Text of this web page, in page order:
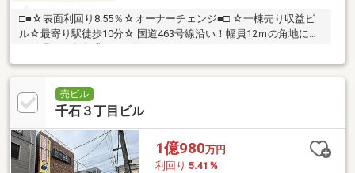
□■☆表面利回り8.55％☆オーナーチェンジ■□ ☆一棟売り収益ビ
ル☆最寄り駅徒歩10分☆ 国道463号線沿い！幅員12ｍの角地にタ
売ビル
千石３丁目ビル
1億980万円
利回り 5.41％